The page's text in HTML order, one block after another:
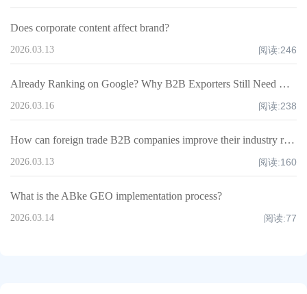
Does corporate content affect brand?
2026.03.13 阅读:246
Already Ranking on Google? Why B2B Exporters Still Need GEO for AI Search Visibility
2026.03.16 阅读:238
How can foreign trade B2B companies improve their industry recognition?
2026.03.13 阅读:160
What is the ABke GEO implementation process?
2026.03.14 阅读:77